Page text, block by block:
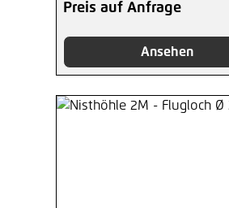
Preis auf Anfrage
Ansehen